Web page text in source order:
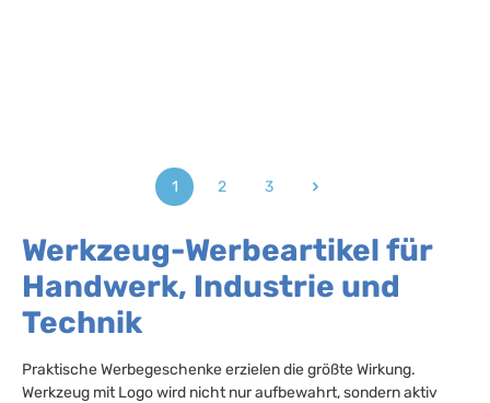
Seite
1
Seite
2
Seite
3
Werkzeug-Werbeartikel für
Handwerk, Industrie und
Technik
Praktische Werbegeschenke erzielen die größte Wirkung.
Werkzeug mit Logo wird nicht nur aufbewahrt, sondern aktiv